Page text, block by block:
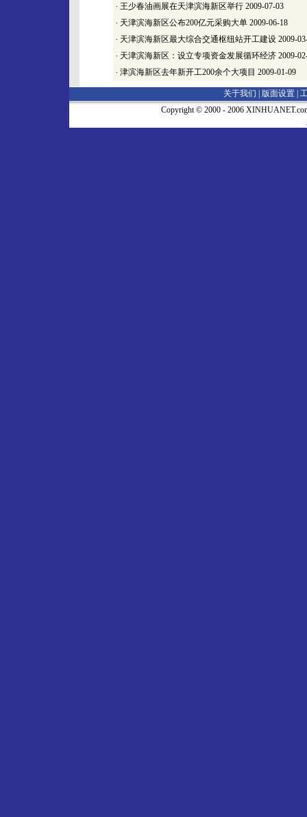
· 王少春油画展在天津滨海新区举行 2009-07-03
· 天津滨海新区公布200亿元采购大单 2009-06-18
· 天津滨海新区最大综合交通枢纽站开工建设 2009-
· 天津滨海新区：设立专项资金发展循环经济 2009-
· 津滨海新区去年新开工200余个大项目 2009-01-09
关于我们 | 版面设置
Copyright © 2000 - 2006